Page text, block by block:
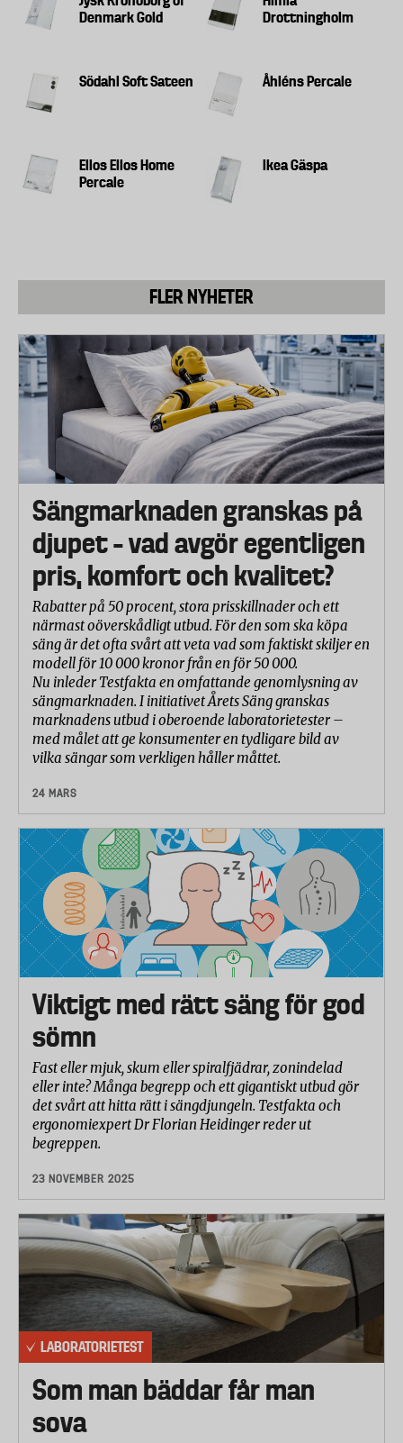
Före detta testmoment hade tyget tvättats och
torkats 10 ggr enligt tvättinstruktion.
En provkropp klipps ur tyget. I denna klipps ett snitt
och laboratoriet mäter vilken kraft som krävs för att
provas. Detta visar trådarnas styrka.
Krav enligt kvalitetscertifiering är att trådarna klarar
torkning
• Laboratoriet mäter längden respektive bredden på
en provbit för att se hur mycket tyget har krympt
efter en tvätt. Krav enligt kvalitetscertifiering: inte
mer än 5% krympning.
• Laboratoriet mäter längden och bredden på hela
lakanet efter en tvätt för att se hur mycket måtten
då skiljer sig från de mått som deklareras vid köpet.
Krav enligt kvalitetscertifiering: inte mer än 1,5 %
skillnad mot angivna mått.
•Laboratoriet mäter hur mycket lakanet vridit sig,
”blivit snett” efter en tvätt. Krav enligt
kvalitetscertifiering: inte mer än 2%
Halten fri formaldehyd
Bestämdes enligt SS EN ISO 14 184-1:2011
Enligt kraven i standarden Oeko- Tex 100 ska halten
vara max 75% mg/kg för klass II, hudnära textilier.
Högst uppmätta halt (Hemtex) i testet var 44 mg/kg.
alkylfenoletoxylater (APEO)
Bestämdes enligt Oeko-tex. Summan av flera olika
alkylfenoler (AP) och alkylfenolethoxylater (APEO)
ska ej överstiga 500 mg /kg.
Högst uppmätta -halt har Södahl med 22 mg/kg
nonylfenoletoxylater.
arbetsvillkor.Denmark Gold
Drottningholm
Södahl Soft Sateen Åhléns Percale
Ellos Ellos Home
Percale
Ikea Gäspa
FLER NYHETER
Sängmarknaden granskas på
djupet – vad avgör egentligen
pris, komfort och kvalitet?
Rabatter på 50 procent, stora prisskillnader och ett
närmast oöverskådligt utbud. För den som ska köpa
säng är det ofta svårt att veta vad som faktiskt skiljer en
modell för 10 000 kronor från en för 50 000.
Nu inleder Testfakta en omfattande genomlysning av
sängmarknaden. I initiativet Årets Säng granskas
marknadens utbud i oberoende laboratorietester –
med målet att ge konsumenter en tydligare bild av
vilka sängar som verkligen håller måttet.
24 MARS
Viktigt med rätt säng för god
sömn
Fast eller mjuk, skum eller spiralfjädrar, zonindelad
eller inte? Många begrepp och ett gigantiskt utbud gör
det svårt att hitta rätt i sängdjungeln. Testfakta och
ergonomiexpert Dr Florian Heidinger reder ut
begreppen.
23 NOVEMBER 2025
LABORATORIETEST
Som man bäddar får man
sova